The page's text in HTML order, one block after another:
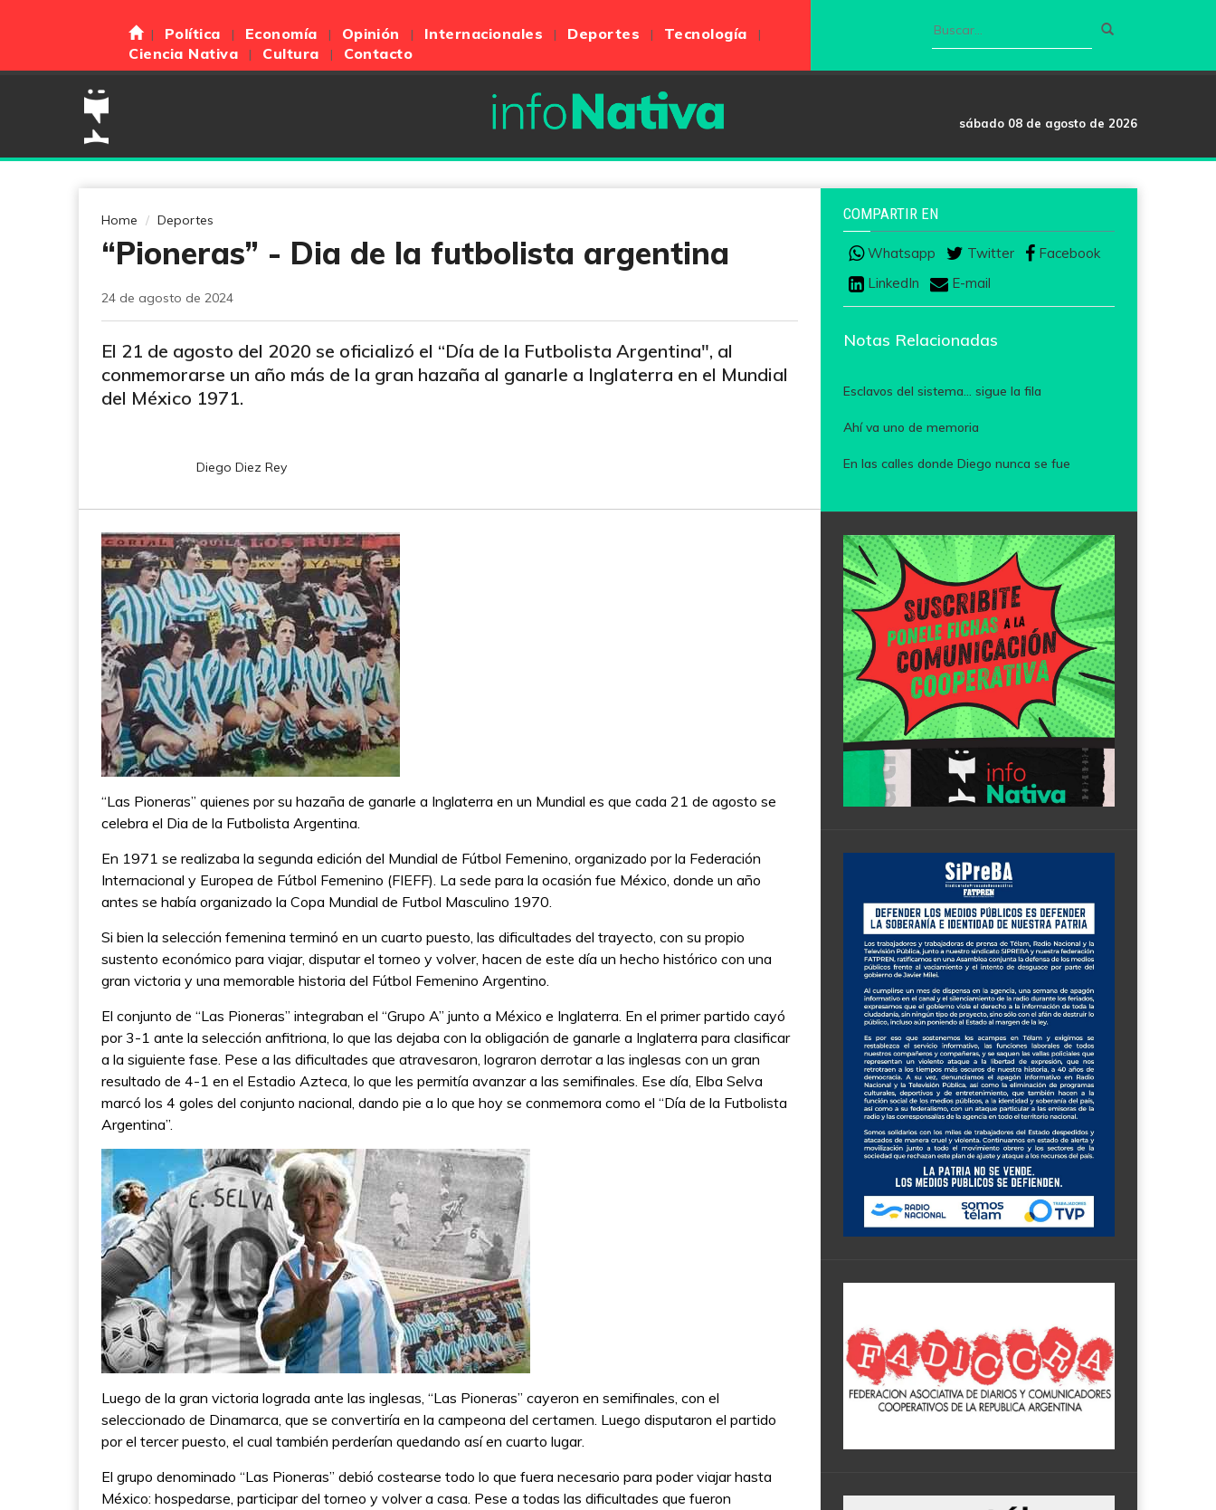
Política Economía Opinión Internacionales Deportes
Tecnología
Ciencia Nativa
Cultura Contacto
sábado 08 de agosto de 2026
Home Deportes
“Pioneras” - Dia de la futbolista argentina
24 de agosto de 2024
El 21 de agosto del 2020 se oficializó el “Día de la Futbolista Argentina", al
conmemorarse un año más de la gran hazaña al ganarle a Inglaterra en el Mundial
del México 1971.
Diego Diez Rey
“Las Pioneras” quienes por su hazaña de ganarle a Inglaterra en un Mundial es que cada 21 de agosto se
celebra el Dia de la Futbolista Argentina.
En 1971 se realizaba la segunda edición del Mundial de Fútbol Femenino, organizado por la Federación
Internacional y Europea de Fútbol Femenino (FIEFF). La sede para la ocasión fue México, donde un año
antes se había organizado la Copa Mundial de Futbol Masculino 1970.
Si bien la selección femenina terminó en un cuarto puesto, las dificultades del trayecto, con su propio
sustento económico para viajar, disputar el torneo y volver, hacen de este día un hecho histórico con una
gran victoria y una memorable historia del Fútbol Femenino Argentino.
El conjunto de “Las Pioneras” integraban el “Grupo A” junto a México e Inglaterra. En el primer partido cayó
por 3-1 ante la selección anfitriona, lo que las dejaba con la obligación de ganarle a Inglaterra para clasificar
a la siguiente fase. Pese a las dificultades que atravesaron, lograron derrotar a las inglesas con un gran
resultado de 4-1 en el Estadio Azteca, lo que les permitía avanzar a las semifinales. Ese día, Elba Selva
marcó los 4 goles del conjunto nacional, dando pie a lo que hoy se conmemora como el “Día de la Futbolista
Argentina”.
Luego de la gran victoria lograda ante las inglesas, “Las Pioneras” cayeron en semifinales, con el
seleccionado de Dinamarca, que se convertiría en la campeona del certamen. Luego disputaron el partido
por el tercer puesto, el cual también perderían quedando así en cuarto lugar.
El grupo denominado “Las Pioneras” debió costearse todo lo que fuera necesario para poder viajar hasta
México: hospedarse, participar del torneo y volver a casa. Pese a todas las dificultades que fueron
COMPARTIR EN
Whatsapp Twitter
Facebook
LinkedIn
E-mail
Notas Relacionadas
Esclavos del sistema... sigue la fila
Ahí va uno de memoria
En las calles donde Diego nunca se fue